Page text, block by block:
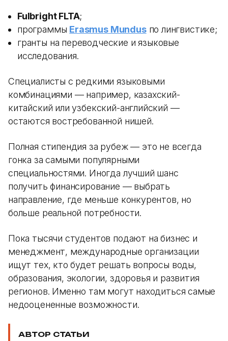
Fulbright FLTA;
программы Erasmus Mundusпо лингвистике;
гранты на переводческие и языковые
исследования.
Специалисты с редкими языковыми
комбинациями — например, казахский-
китайский или узбекский-английский —
остаются востребованной нишей.
Полная стипендия за рубеж — это не всегда
гонка за самыми популярными
специальностями. Иногда лучший шанс
получить финансирование — выбрать
направление, где меньше конкурентов, но
больше реальной потребности.
Пока тысячи студентов подают на бизнес и
менеджмент, международные организации
ищут тех, кто будет решать вопросы воды,
образования, экологии, здоровья и развития
регионов. Именно там могут находиться самые
недооцененные возможности.
АВТОР СТАТЬИ